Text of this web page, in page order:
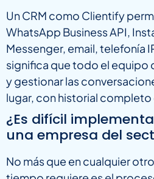
Un CRM como Clientify
WhatsApp Business API,
Messenger, email, telefonía
significa que todo el equipo
y gestionar las
lugar, con historial
¿Es difícil
una empresa del
No más que en cualquier